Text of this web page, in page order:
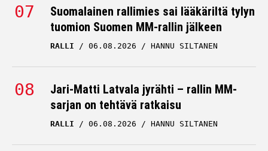
Suomalainen rallimies sai lääkäriltä tylyn
tuomion Suomen MM-rallin jälkeen
RALLI 06.08.2026 HANNU SILTANEN
Jari-Matti Latvala jyrähti – rallin MM-
sarjan on tehtävä ratkaisu
RALLI 06.08.2026 HANNU SILTANEN